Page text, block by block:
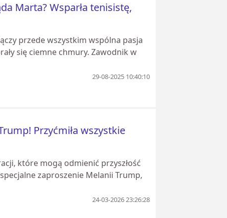
Marta? Wsparła tenisistę,
przede wszystkim wspólna pasja
się ciemne chmury. Zawodnik w
29-08-2025 10:40:10
Przyćmiła wszystkie
które mogą odmienić przyszłość
zaproszenie Melanii Trump,
24-03-2026 23:26:28